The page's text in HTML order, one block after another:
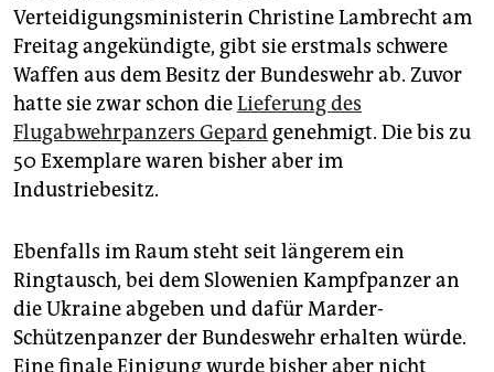
Verteidigungsministerin Christine Lambrecht am
Freitag angekündigte, gibt sie erstmals schwere
Waffen aus dem Besitz der Bundeswehr ab. Zuvor
hatte sie zwar schon dieLieferung des
Flugabwehrpanzers Gepard genehmigt. Die bis zu
50 Exemplare waren bisher aber im
Industriebesitz.
Ebenfalls im Raum steht seit längerem ein
Ringtausch, bei dem Slowenien Kampfpanzer an
die Ukraine abgeben und dafür Marder-
Schützenpanzer der Bundeswehr erhalten würde.
Eine finale Einigung wurde bisher aber nicht